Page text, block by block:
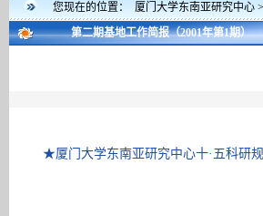
您现在的位置： 厦门大学东南亚研究中心
第二期基地工作简报（2001年第1期）
★厦门大学东南亚研究中心十·五科研规